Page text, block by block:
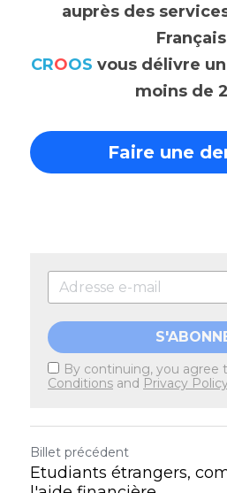
auprès des
CROOS vous délivre
moins de
Faire une
By continuing, you agree
Conditions and Privacy
Billet précédent
Etudiants étrangers,